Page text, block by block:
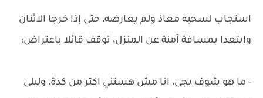
استجاب لسحبه معاذ ولم يعارضه، حتى إذا خرجا الاثنان
وابتعدا بمسافة آمنة عن المنزل، توقف قائلا باعتراض:
- ما هو شوف بجى، انا مش هستني اكتر من كدة، وليلى